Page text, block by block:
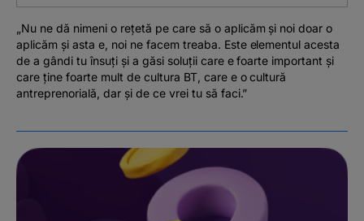
Pentru antreprenori
Banking, pe relaxare
„Nu ne dă nimeni o rețetă pe care să o aplicăm și noi doar o
aplicăm și asta e, noi ne facem treaba. Este elementul acesta
de a gândi tu însuți și a găsi soluții care e foarte important și
care ține foarte mult de cultura BT, care e o cultură
antreprenorială, dar și de ce vrei tu să faci.”